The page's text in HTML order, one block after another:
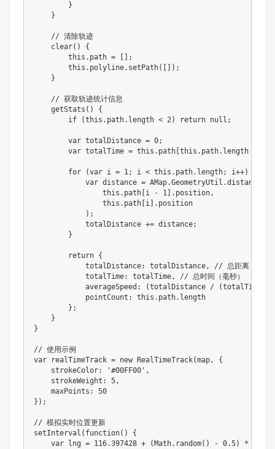
}
}
// 清除轨迹
clear( )
{
this . path =
;
this . polyline. setPath( ) ;
}
// 获取轨迹统计信息
getStats ( )
{
if
(this . path. length < 2) return null ;
var totalDistance = 0;
var totalTime = this . path this . path. length
for (var i = 1; i < this . path. length; i++)
var distance = AMap.GeometryUtil .distance
this . path i - 1 . position,
this . path i . position
) ;
            totalDistance
+= distance;
}
return {
            totalDistance
: totalDistance,
// 总距离（米）
            totalTime
: totalTime,
// 总时间（毫秒）
            averageSpeed
: (totalDistance / (totalTime
            pointCount
: this . path. length
} ;
}
}
// 使用示例
var realTimeTrack = new RealTimeTrack(map,
{
    strokeColor
: '#00FF00' ,
    strokeWeight
: 5,
    maxPoints
:
50
} ) ;
// 模拟实时位置更新
setInterval ( function( )
{
var lng = 116.397428 + ( Math. random( ) - 0.5) *